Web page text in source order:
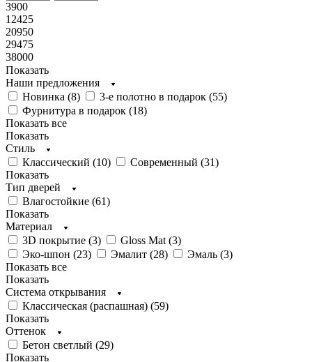
3900
12425
20950
29475
38000
Показать
Наши предложения
Новинка (8) 3-е полотно в подарок (55)
Фурнитура в подарок (18)
Показать все
Показать
Стиль
Классический (10) Современный (31)
Показать
Тип дверей
Влагостойкие (61)
Показать
Материал
3D покрытие (3) Gloss Mat (3)
Эко-шпон (23) Эмалит (28) Эмаль (3)
Показать все
Показать
Система открывания
Классическая (распашная) (59)
Показать
Оттенок
Бетон светлый (29)
Показать